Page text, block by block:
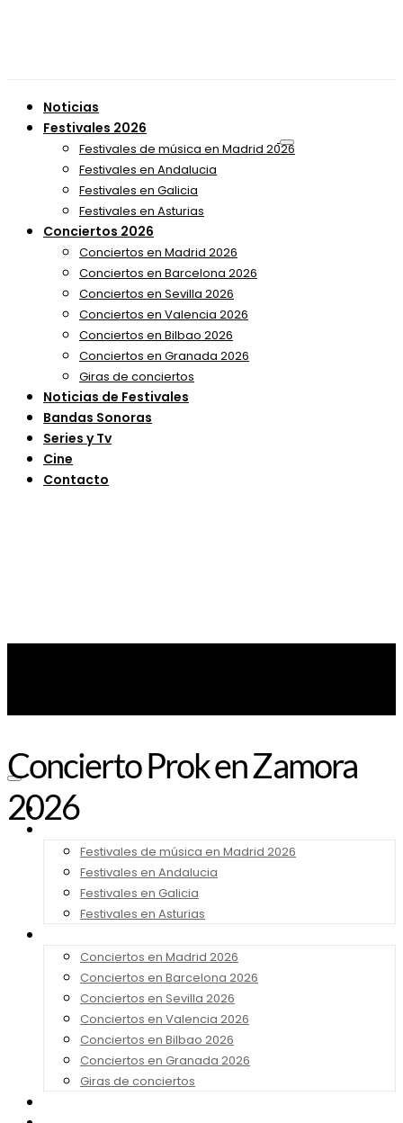
Noticias
Festivales 2026
Festivales de música en Madrid 2026
Festivales en Andalucia
Festivales en Galicia
Festivales en Asturias
Conciertos 2026
Conciertos en Madrid 2026
Conciertos en Barcelona 2026
Conciertos en Sevilla 2026
Conciertos en Valencia 2026
Conciertos en Bilbao 2026
Conciertos en Granada 2026
Giras de conciertos
Noticias de Festivales
Bandas Sonoras
Series y Tv
Cine
Contacto
Noticias
Festivales de música en Madrid 2026
Festivales en Andalucia
Festivales en Galicia
Festivales en Asturias
Conciertos en Madrid 2026
Conciertos en Barcelona 2026
Conciertos en Sevilla 2026
Conciertos en Valencia 2026
Conciertos en Bilbao 2026
Conciertos en Granada 2026
Giras de conciertos
Concierto Prok en Zamora
2026